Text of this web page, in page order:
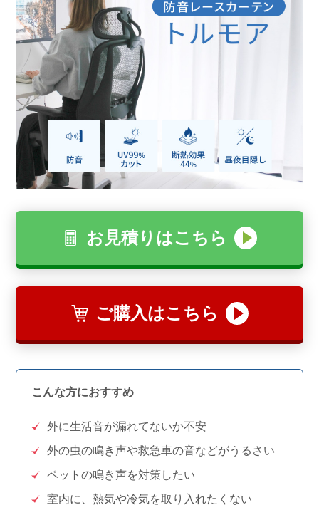
お見積りはこちら
ご購入はこちら
こんな方におすすめ
外に生活音が漏れてないか不安
外の虫の鳴き声や救急車の音などがうるさい
ペットの鳴き声を対策したい
室内に、熱気や冷気を取り入れたくない